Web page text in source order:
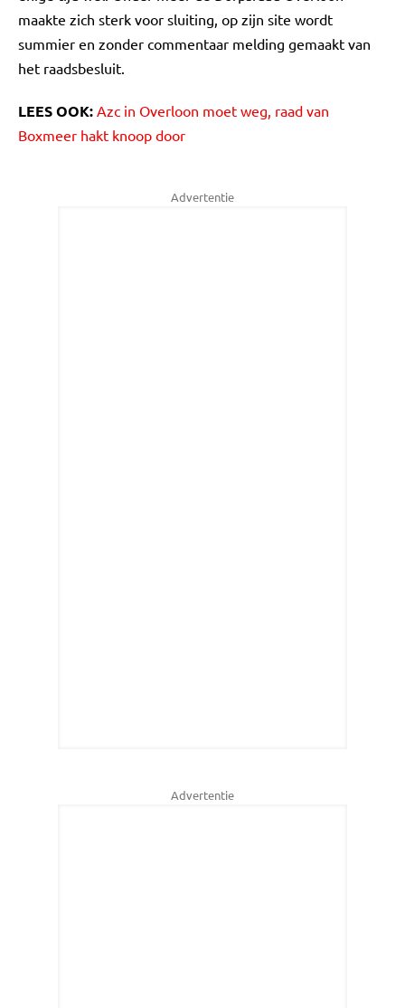
maakte zich sterk voor sluiting, op zijn site wordt
summier en zonder commentaar melding gemaakt van
het raadsbesluit.
LEES OOK: Azc in Overloon moet weg, raad van
Boxmeer hakt knoop door
Advertentie
Advertentie